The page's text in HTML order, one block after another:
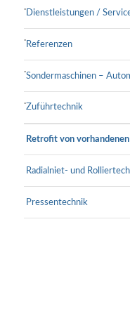
Dienstleistungen /
Referenzen
Sondermaschinen –
Zuführtechnik
Retrofit von
Radialniet- und
Pressentechnik